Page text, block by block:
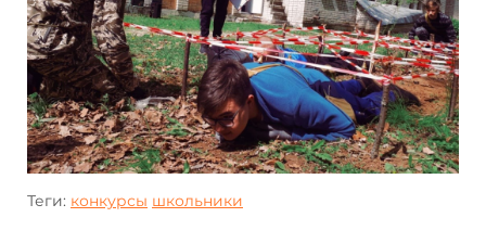
Теги: конкурсы школьники